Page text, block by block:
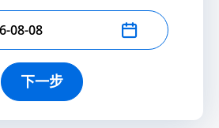
下一步